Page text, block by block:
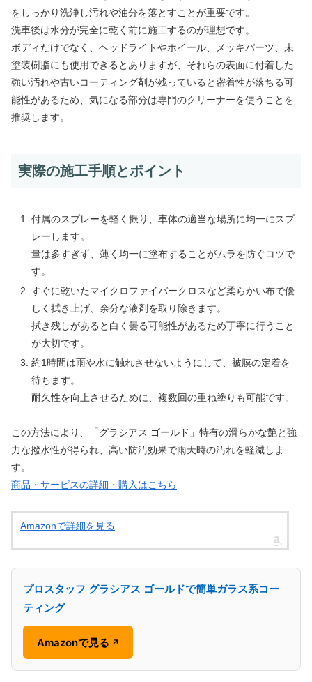
をしっかり洗浄し汚れや油分を落とすことが重要です。
洗車後は水分が完全に乾く前に施工するのが理想です。
ボディだけでなく、ヘッドライトやホイール、メッキパーツ、未
塗装樹脂にも使用できるとありますが、それらの表面に付着した
強い汚れや古いコーティング剤が残っていると密着性が落ちる可
能性があるため、気になる部分は専門のクリーナーを使うことを
推奨します。
実際の施工手順とポイント
付属のスプレーを軽く振り、車体の適当な場所に均一にスプ
レーします。
量は多すぎず、薄く均一に塗布することがムラを防ぐコツで
す。
すぐに乾いたマイクロファイバークロスなど柔らかい布で優
しく拭き上げ、余分な液剤を取り除きます。
拭き残しがあると白く曇る可能性があるため丁寧に行うこと
が大切です。
約1時間は雨や水に触れさせないようにして、被膜の定着を
待ちます。
耐久性を向上させるために、複数回の重ね塗りも可能です。
この方法により、「グラシアス ゴールド」特有の滑らかな艶と強
力な撥水性が得られ、高い防汚効果で雨天時の汚れを軽減しま
す。
商品・サービスの詳細・購入はこちら
Amazonで詳細を見る
プロスタッフ グラシアス ゴールドで簡単ガラス系コー
ティング
Amazonで見る ↗